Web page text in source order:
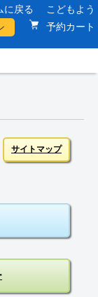
に戻る
こどもよう
予約カート
サイトマップ